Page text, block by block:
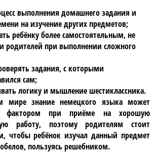
выполнения домашнего задания и
на изучение других предметов;
ребёнку более самостоятельным, не
родителей при выполнении сложного
задания, с которыми
сам;
логику и мышлениешестиклассника.
мире знаниенемецкого языкаможет
фактором при приёме на хорошую
работу, поэтому родителям стоит
чтобы ребёнок изучал данный предмет
пользуясь решебником.